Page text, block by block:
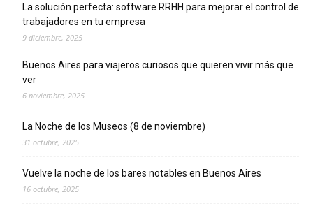
La solución perfecta: software RRHH para mejorar el control de
trabajadores en tu empresa
9 diciembre, 2025
Buenos Aires para viajeros curiosos que quieren vivir más que
ver
6 noviembre, 2025
La Noche de los Museos (8 de noviembre)
31 octubre, 2025
Vuelve la noche de los bares notables en Buenos Aires
16 octubre, 2025